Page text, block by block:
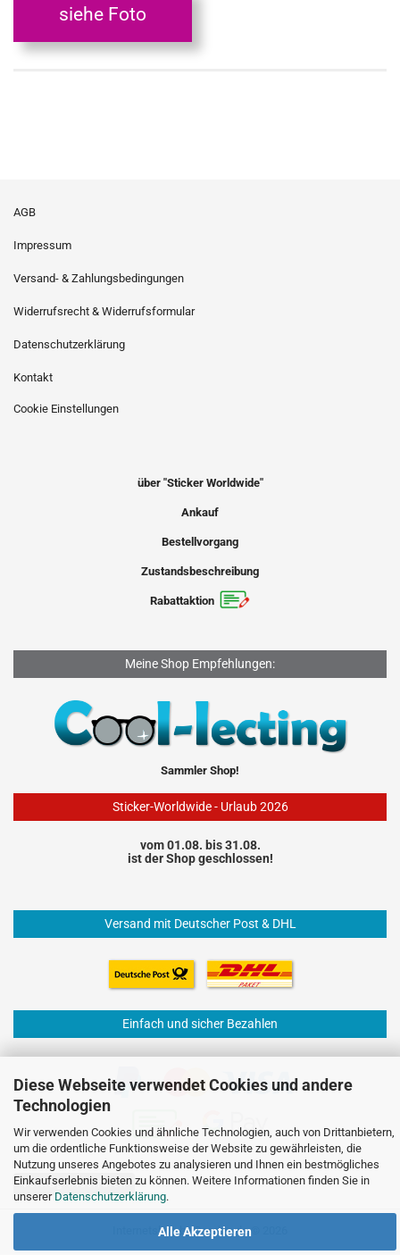
Diese Webseite verwendet Cookies und andere
Technologien
Wir verwenden Cookies und ähnliche Technologien, auch von Drittanbietern,
um die ordentliche Funktionsweise der Website zu gewährleisten, die
Nutzung unseres Angebotes zu analysieren und Ihnen ein bestmögliches
Einkaufserlebnis bieten zu können. Weitere Informationen finden Sie in
unserer Datenschutzerklärung.
Alle Akzeptieren
siehe Foto
AGB
Impressum
Versand- & Zahlungsbedingungen
Widerrufsrecht & Widerrufsformular
Datenschutzerklärung
Kontakt
Cookie Einstellungen
über "Sticker Worldwide"
Ankauf
Bestellvorgang
Zustandsbeschreibung
Rabattaktion
Meine Shop Empfehlungen:
Sammler Shop!
Sticker-Worldwide - Urlaub 2026
vom 01.08. bis 31.08.
ist der Shop geschlossen!
Versand mit Deutscher Post & DHL
Einfach und sicher Bezahlen
Vertrag widerrufen
Internetshopby Gambio.de © 2026